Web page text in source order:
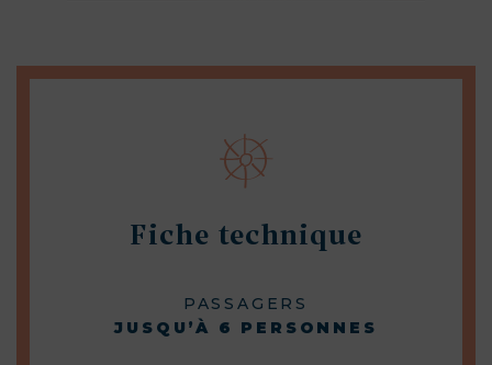
Fiche technique
PASSAGERS
JUSQU’À 6 PERSONNES